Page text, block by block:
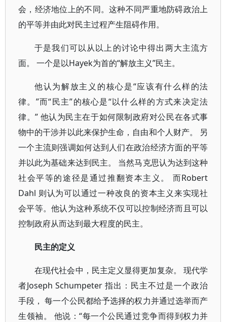
会，经济地位上的不同。这种不同严重地防碍政治上
的平等并由此对民主过程产生阻碍作用。
于是我们可以从以上的讨论中得出两大主流方
面。 一个是以Hayek为首的“解放主义”民主。
他认为解放主义的核心是“应该有什么样的法
律。”而“民主”的核心是“以什么样的方式来决定法
律。” 他认为民主在于如何限制政府对公民在各式事
物中的干涉并以此来保护生命，自由和个人财产。 另
一个主流则强调如何达到人们在政治经济方面的平等
并以此为基础来达到民主。 当然马克思认为达到这种
社会平等的途径是通过推翻资本主义。 而Robert
Dahl 则认为可以通过一种改良的资本主义来实现社
会平等。他认为这种系统不仅可以控制经济而且可以
控制政府从而达到最大程度的民主。
民主的定义
在现代社会中，民主定义显得更加复杂。 现代学
者Joseph Schumpeter 指出：民主不过是一个政治
手段， 每一个公民都给予选择的权力并通过选举而产
生领袖。 他说：“每一个公民通过竞争而得到权力并